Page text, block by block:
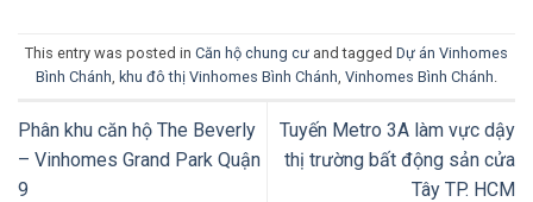
This entry was posted in Căn hộ chung cư and tagged Dự án Vinhomes
Bình Chánh khu đô thị Vinhomes Bình Chánh Vinhomes Bình Chánh
Phân khu căn hộ The Beverly
– Vinhomes Grand Park Quận
9
Tuyến Metro 3A làm vực dậy
thị trường bất động sản cửa
Tây TP. HCM